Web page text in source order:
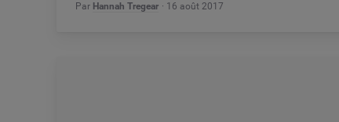
Par Hannah Tregear 16 août 2017